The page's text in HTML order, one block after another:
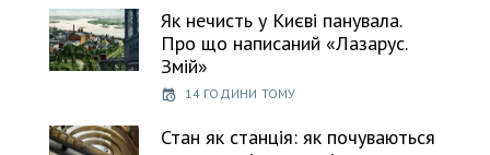
Як нечисть у Києві панувала.
Про що написаний «Лазарус.
Змій»
14 ГОДИНИ ТОМУ
Стан як станція: як почуваються